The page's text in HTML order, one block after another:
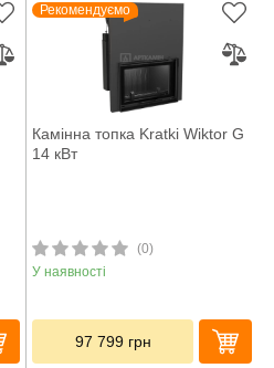
Рекомендуємо
Камінна топка Kratki Wiktor G
14 кВт
(0)
У наявності
97 799 грн